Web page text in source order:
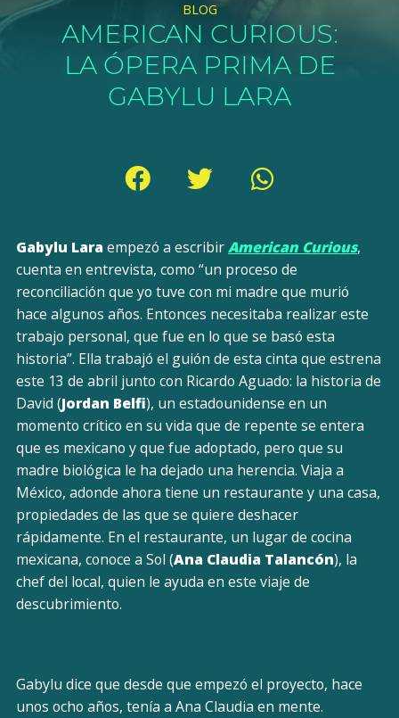
BLOG
AMERICAN CURIOUS:
LA ÓPERA PRIMA DE
GABYLU LARA
Gabylu Lara empezó a escribirAmerican Curious,
cuenta en entrevista, como “un proceso de
reconciliación que yo tuve con mi madre que murió
hace algunos años. Entonces necesitaba realizar este
trabajo personal, que fue en lo que se basó esta
historia”. Ella trabajó el guión de esta cinta que estrena
este 13 de abril junto con Ricardo Aguado: la historia de
David (Jordan Belfi), un estadounidense en un
momento crítico en su vida que de repente se entera
que es mexicano y que fue adoptado, pero que su
madre biológica le ha dejado una herencia. Viaja a
México, adonde ahora tiene un restaurante y una casa,
propiedades de las que se quiere deshacer
rápidamente. En el restaurante, un lugar de cocina
mexicana, conoce a Sol (Ana Claudia Talancón), la
chef del local, quien le ayuda en este viaje de
descubrimiento.
Gabylu dice que desde que empezó el proyecto, hace
unos ocho años, tenía a Ana Claudia en mente.